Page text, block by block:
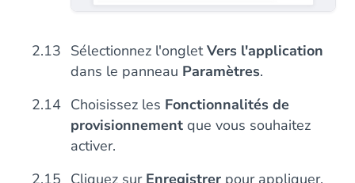
Sélectionnez l'ongletVers l'application
dans le panneau Paramètres.
Choisissez les Fonctionnalités de
provisionnementque vous souhaitez
activer.
Cliquez sur Enregistrerpour appliquer.